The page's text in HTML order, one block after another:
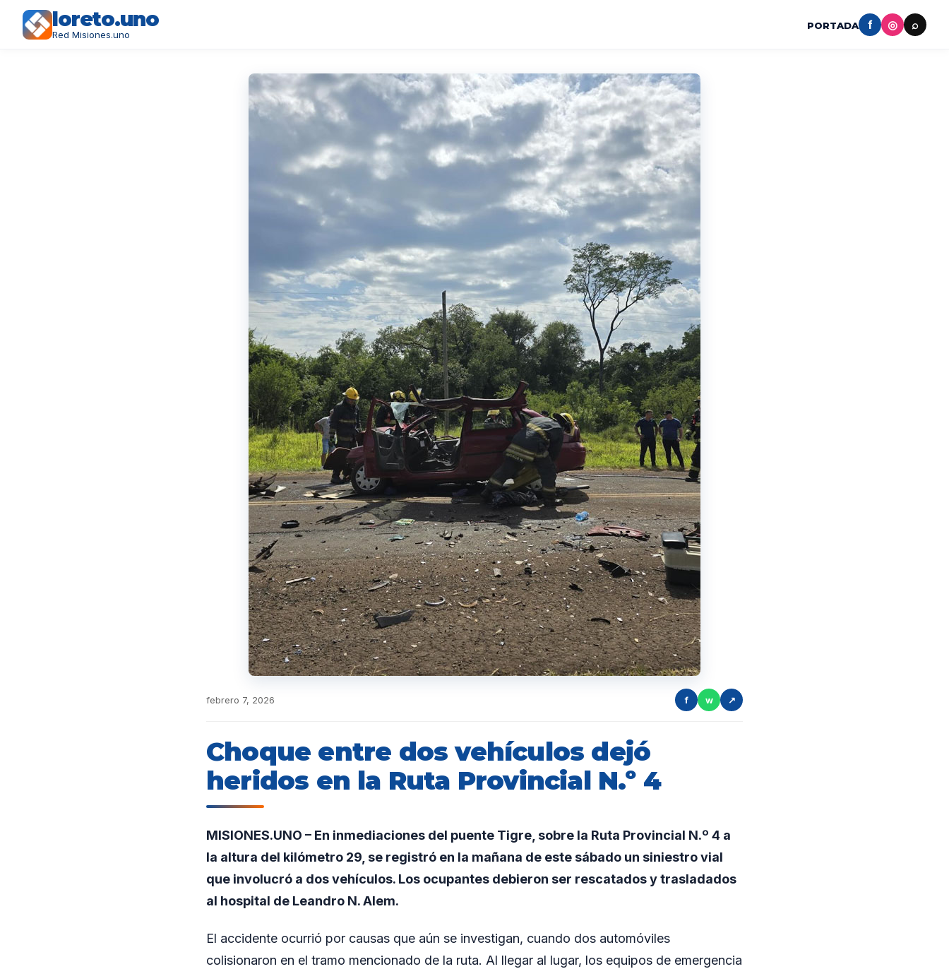
loreto.uno
Red Misiones.uno
PORTADA f ◎ ⌕
febrero 7, 2026 f w ↗
Choque entre dos vehículos dejó
heridos en la Ruta Provincial N.º 4
MISIONES.UNO – En inmediaciones del puente Tigre, sobre la Ruta Provincial N.º 4 a
la altura del kilómetro 29, se registró en la mañana de este sábado un siniestro vial
que involucró a dos vehículos. Los ocupantes debieron ser rescatados y trasladados
al hospital de Leandro N. Alem.
El accidente ocurrió por causas que aún se investigan, cuando dos automóviles
colisionaron en el tramo mencionado de la ruta. Al llegar al lugar, los equipos de emergencia